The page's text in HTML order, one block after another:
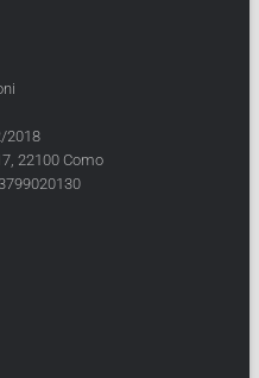
2018
22100 Como